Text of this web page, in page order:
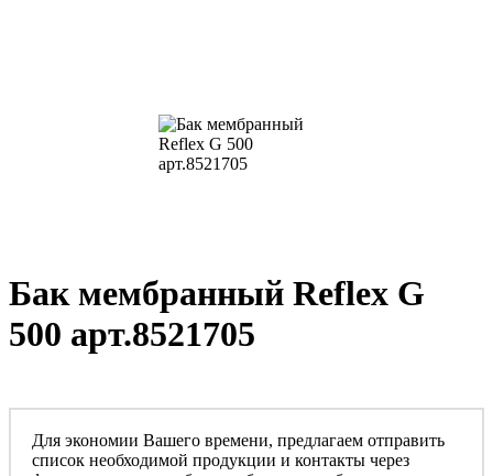
Бак мембранный Reflex G
500 арт.8521705
Для экономии Вашего времени, предлагаем отправить
список необходимой продукции и контакты через